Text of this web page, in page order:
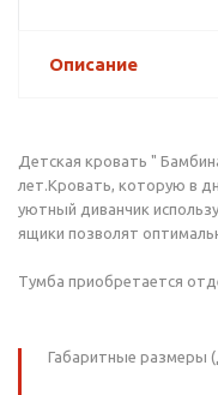
Описание
Детская кровать "
лет.Кровать, которую в
уютный диванчик
ящики позволят
Тумба приобретается
Габаритные размеры